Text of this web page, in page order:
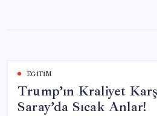
content
EĞITIM
Trump’ın Kraliyet
Saray’da Sıcak Anlar!